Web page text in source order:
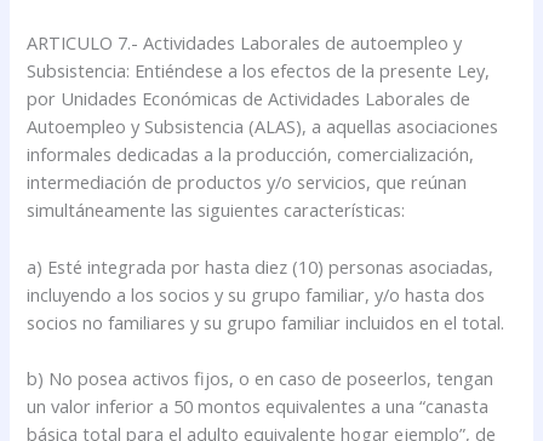
ARTICULO 7.- Actividades Laborales de autoempleo y
Subsistencia: Entiéndese a los efectos de la presente Ley,
por Unidades Económicas de Actividades Laborales de
Autoempleo y Subsistencia (ALAS), a aquellas asociaciones
informales dedicadas a la producción, comercialización,
intermediación de productos y/o servicios, que reúnan
simultáneamente las siguientes características:
a) Esté integrada por hasta diez (10) personas asociadas,
incluyendo a los socios y su grupo familiar, y/o hasta dos
socios no familiares y su grupo familiar incluidos en el total.
b) No posea activos fijos, o en caso de poseerlos, tengan
un valor inferior a 50 montos equivalentes a una “canasta
básica total para el adulto equivalente hogar ejemplo”, de